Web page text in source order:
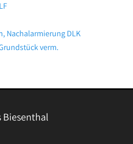
Nachalarmierung DLK
verm.
Biesenthal